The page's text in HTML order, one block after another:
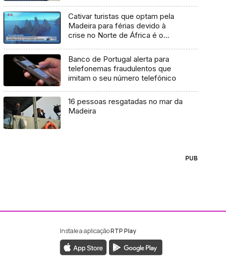
Cativar turistas que optam pela
Madeira para férias devido à
crise no Norte de África é o
Região (Vídeo)
Banco de Portugal alerta para
telefonemas fraudulentos que
imitam o seu número telefónico
16 pessoas resgatadas no mar da
Madeira
PUB
da RTP Madeira
da RTP Madeira
Instale a aplicaçãoRTP Play